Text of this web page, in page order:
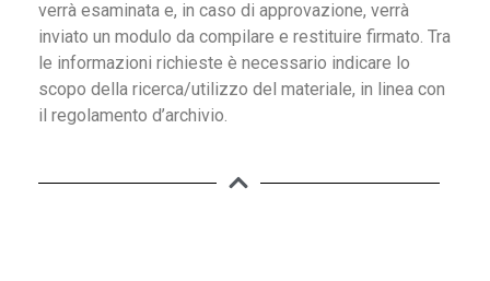
verrà esaminata e, in caso di approvazione, verrà
inviato un modulo da compilare e restituire firmato. Tra
le informazioni richieste è necessario indicare lo
scopo della ricerca/utilizzo del materiale, in linea con
il regolamento d’archivio.